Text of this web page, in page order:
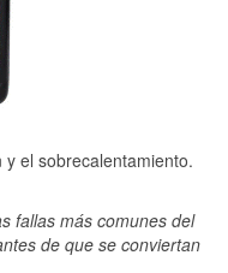
el sobrecalentamiento.
fallas más comunes del
de que se conviertan